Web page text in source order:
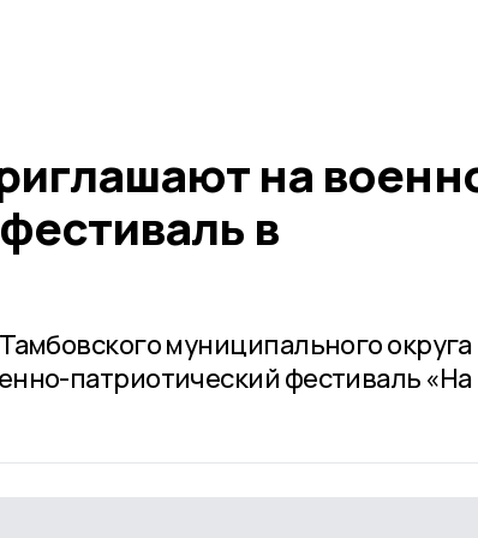
на
в
муниципального округа
патриотический фестиваль «На